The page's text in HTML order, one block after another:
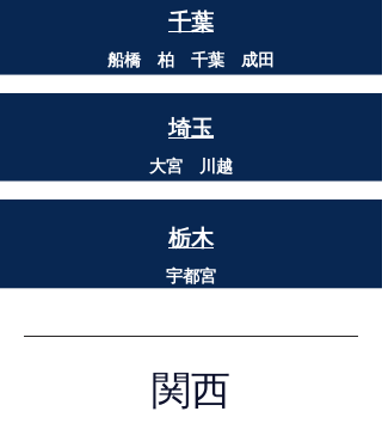
千葉
​船橋 柏 千葉 成田
埼玉
​大宮 川越
栃木
宇都宮
​関西